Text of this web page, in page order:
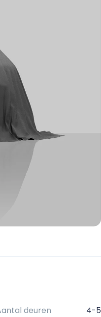
deuren
4-5